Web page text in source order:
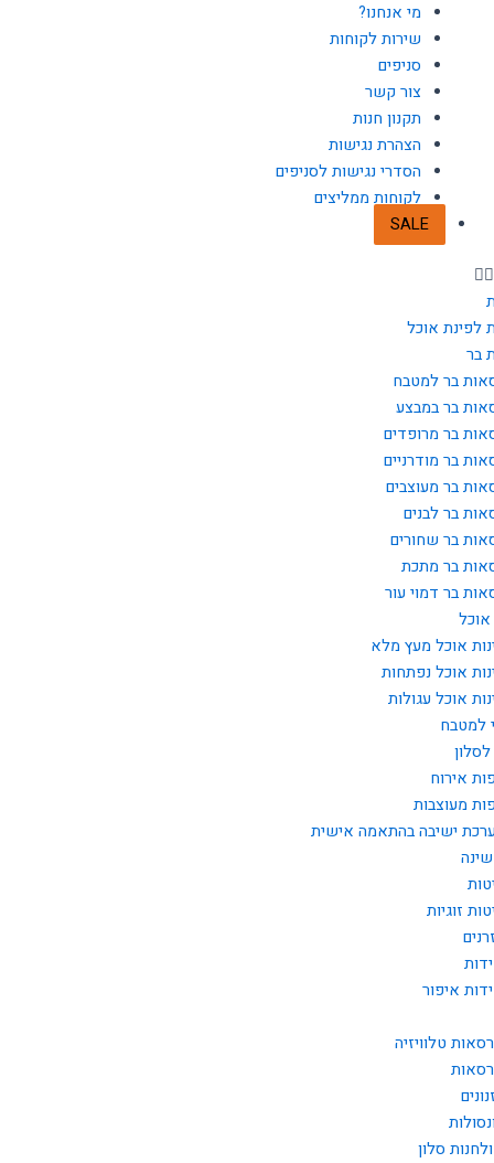
מי אנחנו?
שירות לקוחות
סניפים
צור קשר
תקנון חנות
הצהרת נגישות
הסדרי נגישות לסניפים
לקוחות ממליצים
SALE
לפינת אוכל
בר
בר למטבח
בר במבצע
בר מרופדים
בר מודרניים
בר מעוצבים
בר לבנים
בר שחורים
בר מתכת
בר דמוי עור
אוכל
אוכל מעץ מלא
אוכל נפתחות
אוכל עגולות
למטבח
אירוח
מעוצבות
ישיבה בהתאמה אישית
זוגיות
איפור
טלוויזיה
סלון